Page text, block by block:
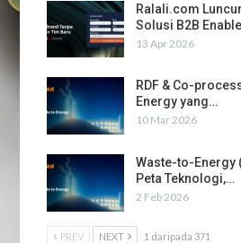
Ralali.com
Solusi B2B
13 Apr 2026
RDF & Co-
Energy yang…
10 Mar 2026
Waste-to-Energy
Peta Teknologi,…
2 Feb 2026
PREV NEXT 1 daripada 371